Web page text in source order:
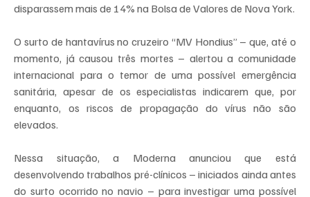
disparassem mais de 14% na Bolsa de Valores de Nova York.
O surto de hantavírus no cruzeiro “MV Hondius” – que, até o
momento, já causou três mortes – alertou a comunidade
internacional para o temor de uma possível emergência
sanitária, apesar de os especialistas indicarem que, por
enquanto, os riscos de propagação do vírus não são
elevados.
Nessa situação, a Moderna anunciou que está
desenvolvendo trabalhos pré-clínicos – iniciados ainda antes
do surto ocorrido no navio – para investigar uma possível